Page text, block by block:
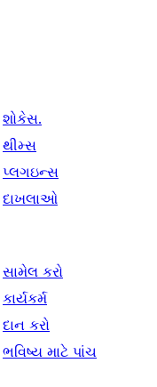
શોકેસ.
થીમ્સ
પ્લગઇન્સ
દાખલાઓ
સામેલ કરો
કાર્યકર્મ
દાન કરો
ભવિષ્ય માટે પાંચ